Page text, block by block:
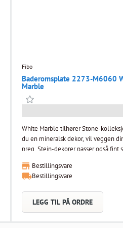
Fibo
Baderomsplate 2273-M6060
Marble
White Marble tilhører Stone-
du en mineralsk dekor, vil veggen
preg. Stein-dekorer passer også fint
favoritt-kombinasjoner! Fibo veggpanel kan trygt
benyttes i våtrom og er godkjent i.h.t.
våtromsnormen. Platene monteres
uten bruk av membran.
pakken.
Bestillingsvare
Bestillingsvare
LEGG TIL PÅ ORDRE